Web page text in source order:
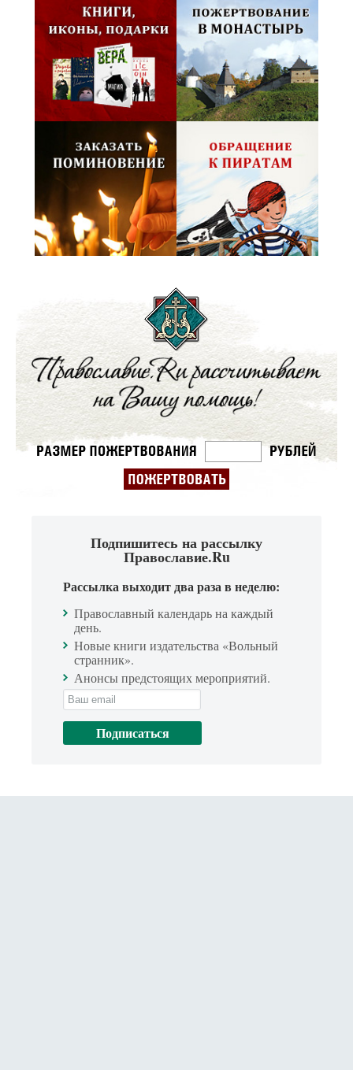
Подпишитесь на рассылку
Православие.Ru
Рассылка выходит два раза в неделю:
Православный календарь на каждый
день.
Новые книги издательства «Вольный
странник».
Анонсы предстоящих мероприятий.